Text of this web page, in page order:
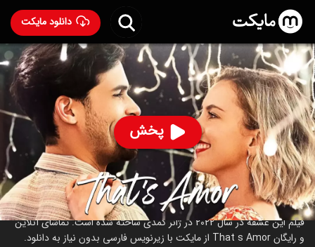
دانلود مایکت
پخش
فیلم این عشقه- That's Amor 2022
۱۹۷ 75% ۵.۳
ساخت آمریکا سال 2022
رده سنی ۱۳+
کمدی
عاشقانه
درباره فیلم این عشقه
فیلم این عشقه در سال 2022 در ژانر کمدی ساخته شده است. تماشای آنلاین
و رایگان That s Amor از مایکت با زیرنویس فارسی بدون نیاز به دانلود.